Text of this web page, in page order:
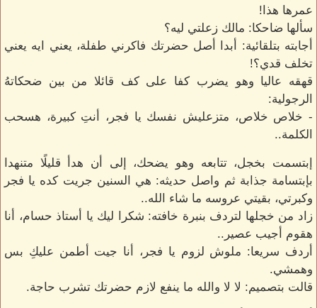
عمرها هذا!
سألها ضاحكا: مالك زعلتي ليه؟
أجابته بتلقائية: أبدا أصل حضرتك فاكرني طفلة، يعني ايه يعني
تخلف قدي؟!
قهقه عاليا وهو يضرب كفا على كف قائلا من بين ضحكاتهُ
الرجولية:
- خلاص خلاص، متزعليش نفسك يا فجر، أنتِ كبيرة، هسحب
الكلمة..
إبتسمت بخجل، تتابعه وهو يضحك، إلى أن هدأ قليلًا متنهدا
بإبتسامة جذابة ثم واصل حديثه: هي السنين جريت كده يا فجر
وكبرتي، بقيتي عروسه ما شاء الله..
زاد من خجلها لتردف بنبرة خافته: شكرا ليك يا أستاذ حسام، أنا
هقوم أجيب عصير..
أردف سريعا: ملوش لزوم يا فجر، أنا جيت أطمن عليكِ بس
وهمشي.
قالت بتصميم: لا لا والله ما ينفع لازم حضرتك تشرب حاجة.